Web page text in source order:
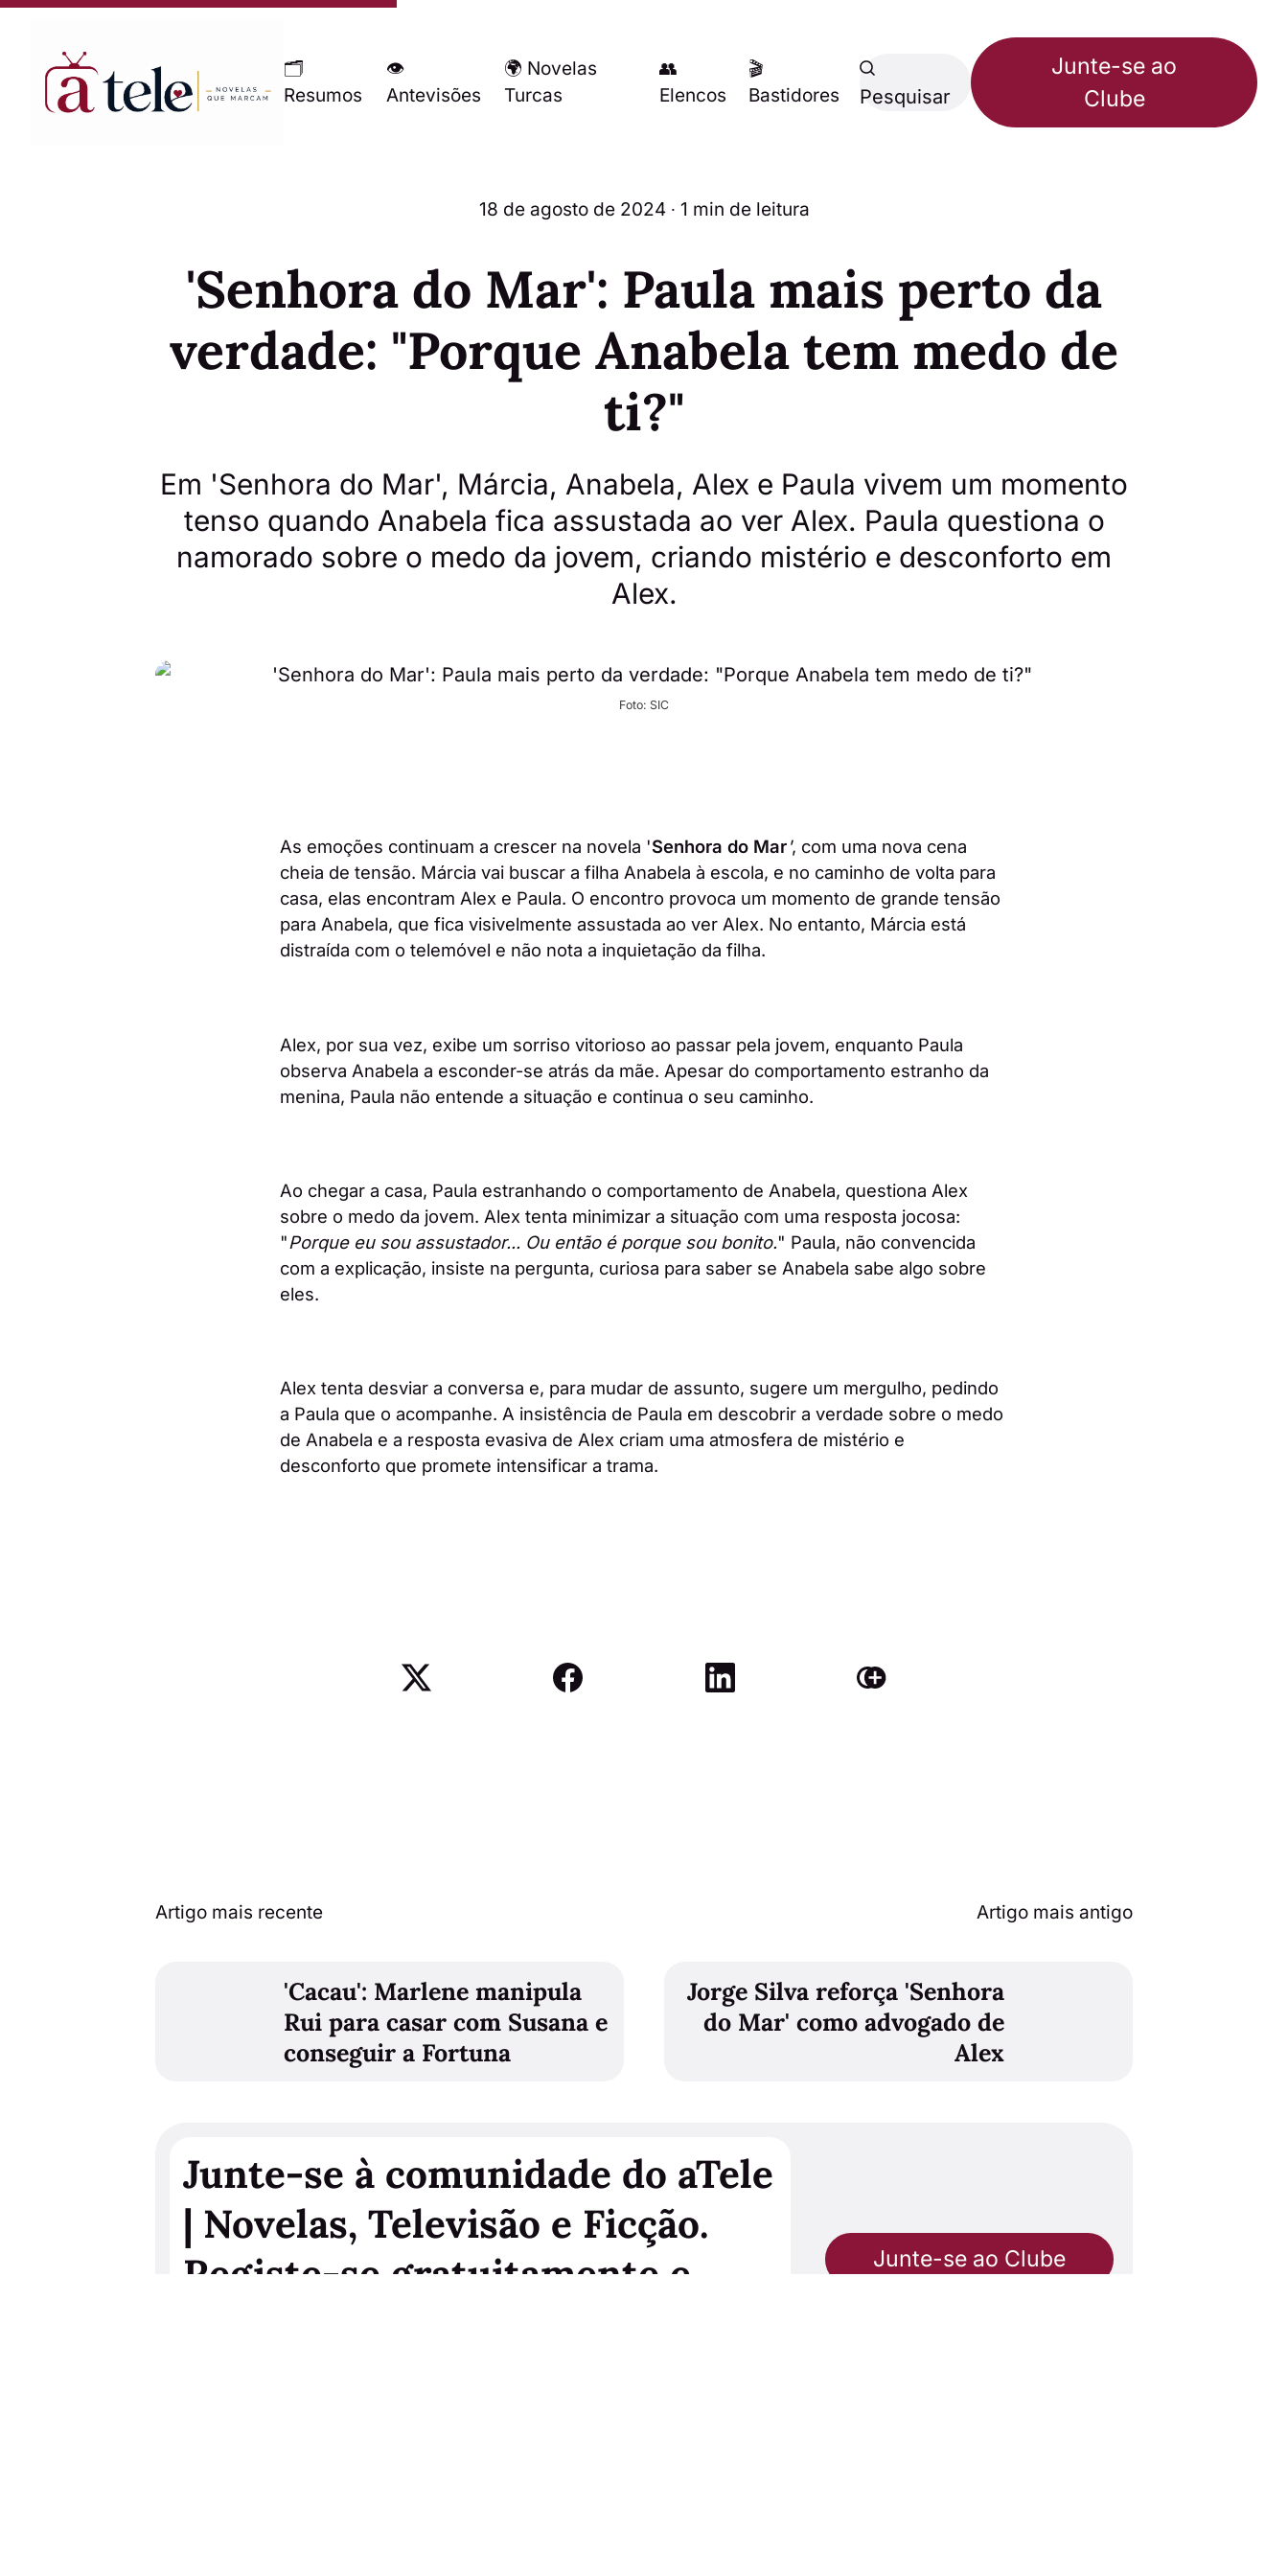
🗂
Resumos
👁
Antevisões
🌍 Novelas
Turcas
👥
Elencos
🎬
Bastidores
Pesquisar
Junte-se ao
Clube
18 de agosto de 2024∙ 1 min de leitura
'Senhora do Mar': Paula mais perto da
verdade: "Porque Anabela tem medo de
ti?"
Em 'Senhora do Mar', Márcia, Anabela, Alex e Paula vivem um momento
tenso quando Anabela fica assustada ao ver Alex. Paula questiona o
namorado sobre o medo da jovem, criando mistério e desconforto em
Alex.
Foto: SIC
As emoções continuam a crescer na novela 'Senhora do Mar', com uma nova cena
cheia de tensão. Márcia vai buscar a filha Anabela à escola, e no caminho de volta para
casa, elas encontram Alex e Paula. O encontro provoca um momento de grande tensão
para Anabela, que fica visivelmente assustada ao ver Alex. No entanto, Márcia está
distraída com o telemóvel e não nota a inquietação da filha.
Alex, por sua vez, exibe um sorriso vitorioso ao passar pela jovem, enquanto Paula
observa Anabela a esconder-se atrás da mãe. Apesar do comportamento estranho da
menina, Paula não entende a situação e continua o seu caminho.
Ao chegar a casa, Paula estranhando o comportamento de Anabela, questiona Alex
sobre o medo da jovem. Alex tenta minimizar a situação com uma resposta jocosa:
"Porque eu sou assustador... Ou então é porque sou bonito." Paula, não convencida
com a explicação, insiste na pergunta, curiosa para saber se Anabela sabe algo sobre
eles.
Alex tenta desviar a conversa e, para mudar de assunto, sugere um mergulho, pedindo
a Paula que o acompanhe. A insistência de Paula em descobrir a verdade sobre o medo
de Anabela e a resposta evasiva de Alex criam uma atmosfera de mistério e
desconforto que promete intensificar a trama.
Artigo mais recente
'Cacau': Marlene manipula
Rui para casar com Susana e
conseguir a Fortuna
Artigo mais antigo
Jorge Silva reforça 'Senhora
do Mar' como advogado de
Alex
Junte-se à comunidade do aTele
| Novelas, Televisão e Ficção.
Registe-se gratuitamente e
Junte-se ao Clube